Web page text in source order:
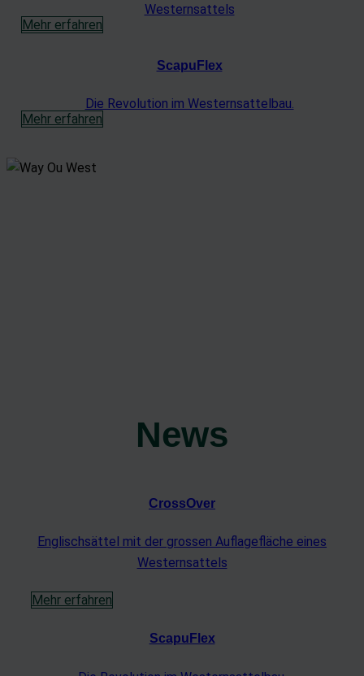
Westernsattels
Mehr erfahren
ScapuFlex
Die Revolution im Westernsattelbau.
Mehr erfahren
News
CrossOver
Englischsättel mit der grossen Auflagefläche eines
Westernsattels
Mehr erfahren
ScapuFlex